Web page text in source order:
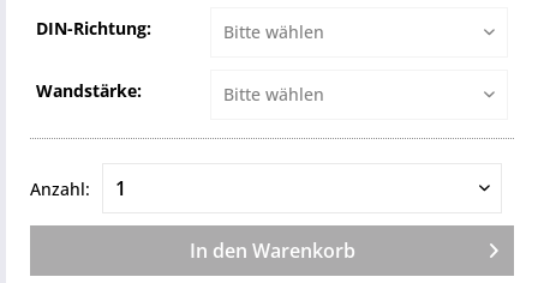
DIN-Richtung:
Wandstärke:
Anzahl:
In den Warenkorb